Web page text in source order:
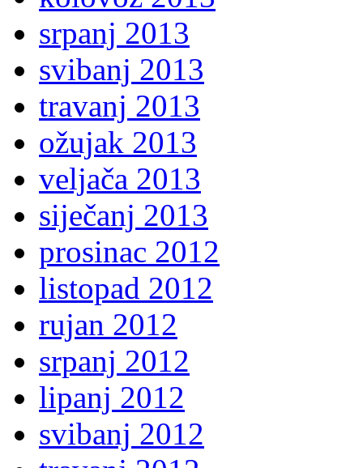
srpanj 2013
svibanj 2013
travanj 2013
ožujak 2013
veljača 2013
siječanj 2013
prosinac 2012
listopad 2012
rujan 2012
srpanj 2012
lipanj 2012
svibanj 2012